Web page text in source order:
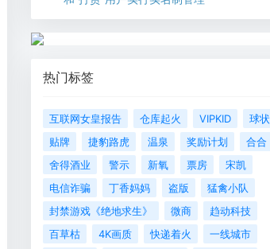
热门标签
互联网女皇报告 仓库起火 VIPKID
球状
贴牌
捷豹路虎 温泉 奖励计划
合合
舍得酒业
警示 新氧 票房
宋凯
电信诈骗
丁香妈妈 盗版
猛禽小队
封禁游戏《绝地求生》
微商
趋动科技
百草枯
4K画质 快递着火
一线城市